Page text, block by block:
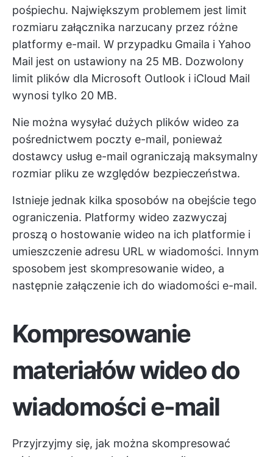
pośpiechu. Największym problemem jest limit
rozmiaru załącznika narzucany przez różne
platformy e-mail. W przypadku Gmaila i Yahoo
Mail jest on ustawiony na 25 MB. Dozwolony
limit plików dla Microsoft Outlook i iCloud Mail
wynosi tylko 20 MB.
Nie można wysyłać dużych plików wideo za
pośrednictwem poczty e-mail, ponieważ
dostawcy usług e-mail ograniczają maksymalny
rozmiar pliku ze względów bezpieczeństwa.
Istnieje jednak kilka sposobów na obejście tego
ograniczenia. Platformy wideo zazwyczaj
proszą o hostowanie wideo na ich platformie i
umieszczenie adresu URL w wiadomości. Innym
sposobem jest skompresowanie wideo, a
następnie załączenie ich do wiadomości e-mail.
Kompresowanie
materiałów wideo do
wiadomości e-mail
Przyjrzyjmy się, jak można skompresować